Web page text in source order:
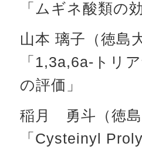
「ムギネ酸類の
山本 璃子（徳島
「1,3a,6a-トリ
の評価」
稲月 勇斗（徳
「Cysteinyl